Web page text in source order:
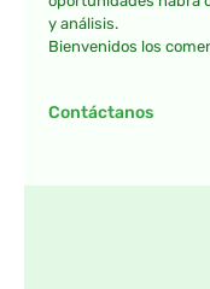
y análisis.
Bienvenidos los
Contáctanos